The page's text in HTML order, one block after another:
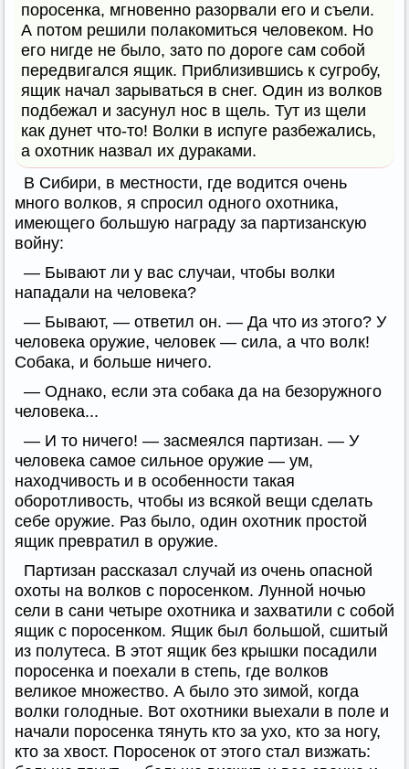
поросенка, мгновенно разорвали его и съели.
А потом решили полакомиться человеком. Но
его нигде не было, зато по дороге сам собой
передвигался ящик. Приблизившись к сугробу,
ящик начал зарываться в снег. Один из волков
подбежал и засунул нос в щель. Тут из щели
как дунет что-то! Волки в испуге разбежались,
а охотник назвал их дураками.
В Сибири, в местности, где водится очень
много волков, я спросил одного охотника,
имеющего большую награду за партизанскую
войну:
— Бывают ли у вас случаи, чтобы волки
нападали на человека?
— Бывают, — ответил он. — Да что из этого? У
человека оружие, человек — сила, а что волк!
Собака, и больше ничего.
— Однако, если эта собака да на безоружного
человека...
— И то ничего! — засмеялся партизан. — У
человека самое сильное оружие — ум,
находчивость и в особенности такая
оборотливость, чтобы из всякой вещи сделать
себе оружие. Раз было, один охотник простой
ящик превратил в оружие.
Партизан рассказал случай из очень опасной
охоты на волков с поросенком. Лунной ночью
сели в сани четыре охотника и захватили с собой
ящик с поросенком. Ящик был большой, сшитый
из полутеса. В этот ящик без крышки посадили
поросенка и поехали в степь, где волков
великое множество. А было это зимой, когда
волки голодные. Вот охотники выехали в поле и
начали поросенка тянуть кто за ухо, кто за ногу,
кто за хвост. Поросенок от этого стал визжать: